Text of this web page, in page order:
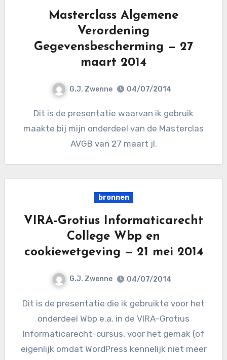
Masterclass Algemene
Verordening
Gegevensbescherming — 27
maart 2014
G.J. Zwenne 04/07/2014
Dit is de presentatie waarvan ik gebruik
maakte bij mijn onderdeel van de Masterclas
AVGB van 27 maart jl.
bronnen
VIRA-Grotius Informaticarecht
College Wbp en
cookiewetgeving — 21 mei 2014
G.J. Zwenne 04/07/2014
Dit is de presentatie die ik gebruikte voor het
onderdeel Wbp e.a. in de VIRA-Grotius
Informaticarecht-cursus, voor het gemak (of
eigenlijk omdat WordPress kennelijk niet meer